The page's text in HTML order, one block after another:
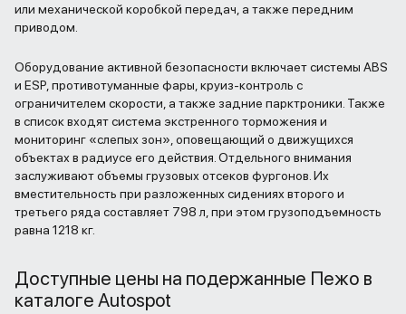
или механической коробкой передач, а также передним
приводом.
Оборудование активной безопасности включает системы ABS
и ESP, противотуманные фары, круиз-контроль с
ограничителем скорости, а также задние парктроники. Также
в список входят система экстренного торможения и
мониторинг «слепых зон», оповещающий о движущихся
объектах в радиусе его действия. Отдельного внимания
заслуживают объемы грузовых отсеков фургонов. Их
вместительность при разложенных сидениях второго и
третьего ряда составляет 798 л, при этом грузоподъемность
равна 1218 кг.
Доступные цены на подержанные Пежо в
каталоге Autospot